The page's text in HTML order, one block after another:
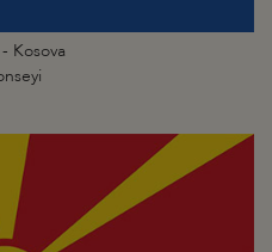
Kosova